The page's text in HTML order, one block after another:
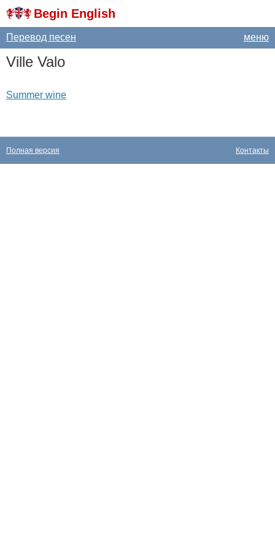
Begin English
меню
Перевод песен
Ville Valo
Summer wine
Контакты
Полная версия